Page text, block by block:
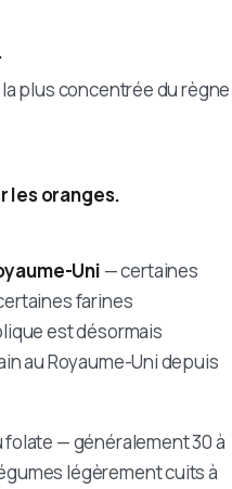
plus concentrée du règne
les oranges.
Uni — certaines
farines
est désormais
au Royaume-Uni depuis
— généralement 30 à
légèrement cuits à